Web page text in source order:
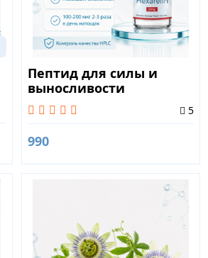
Пептид для силы и
выносливости
Гексарелин (Hexarelin)
2mg
5
990